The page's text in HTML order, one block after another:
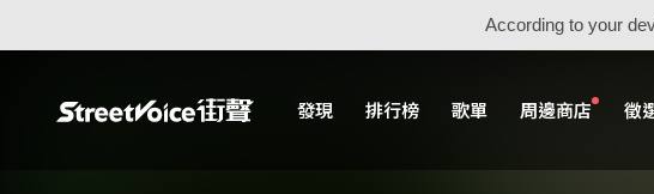
According to your
發現 排行榜 歌單 周邊商店 徵